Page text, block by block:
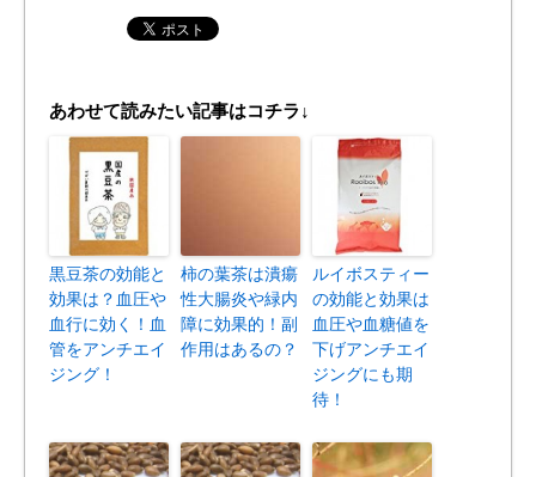
あわせて読みたい記事はコチラ↓
黒豆茶の効能と
効果は？血圧や
血行に効く！血
管をアンチエイ
ジング！
柿の葉茶は潰瘍
性大腸炎や緑内
障に効果的！副
作用はあるの？
ルイボスティー
の効能と効果は
血圧や血糖値を
下げアンチエイ
ジングにも期
待！